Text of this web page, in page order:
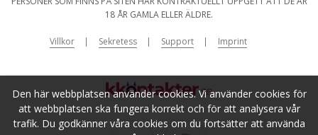
Den här webbplatsen använder cookies. Vi använder cookies för
att webbplatsen ska fungera korrekt och för att analysera vår
trafik. Du godkänner våra cookies om du fortsätter att använda
18 ÅR GAMLA ELLER ÄLDRE.
Villkor Sekretess Support Imprint